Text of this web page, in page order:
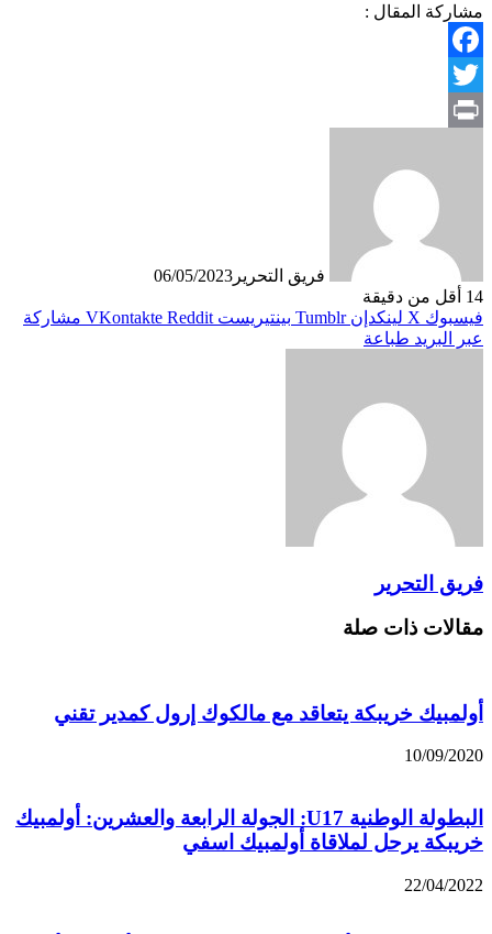
مشاركة المقال :
Facebook
Twitter
فريق التحرير 06/05/2023
14 أقل من دقيقة
فيسبوك X لينكدإن بينتيريست
مشاركة
عبر البريد طباعة
فريق التحرير
مقالات ذات صلة
أولمبيك خريبكة يتعاقد مع مالكوك إرول كمدير تقني
10/09/2020
البطولة الوطنية U17: الجولة الرابعة والعشرين: أولمبيك
خريبكة يرحل لملاقاة أولمبيك اسفي
22/04/2022